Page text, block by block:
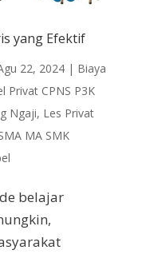
yang Efektif
22, 2024| Biaya
Privat CPNS P3K
Ngaji, Les Privat
MA SMK
belajar